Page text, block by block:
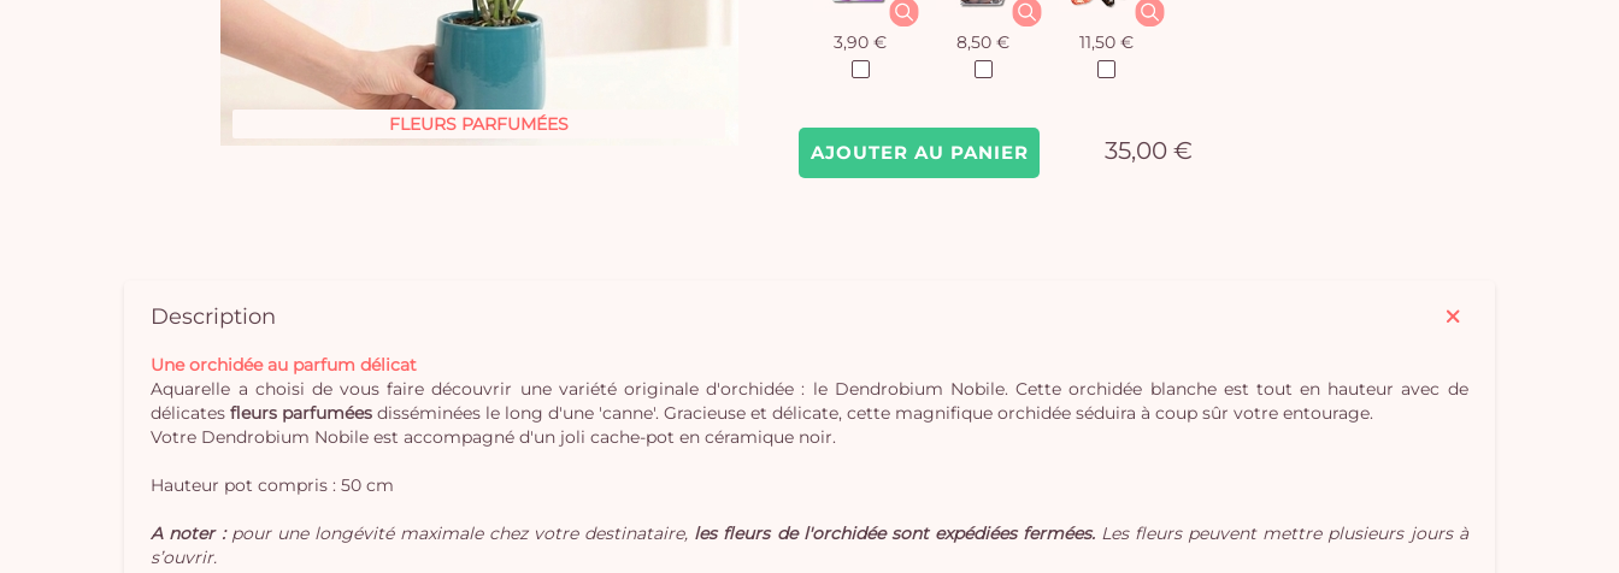
FLEURS PARFUMÉES
AJOUTER AU PANIER 35,00 €
3,90 € 8,50 € 11,50 €
Description
Une orchidée au parfum délicat
Aquarelle a choisi de vous faire découvrir une variété originale d'orchidée : le Dendrobium Nobile. Cette orchidée blanche est tout en hauteur avec de
délicatesfleurs parfumées disséminées le long d'une 'canne'. Gracieuse et délicate, cette magnifique orchidée séduira à coup sûr votre entourage.
Votre Dendrobium Nobile est accompagné d'un joli cache-pot en céramique noir.
Hauteur pot compris : 50 cm
A noter : pour une longévité maximale chez votre destinataire, les fleurs de l'orchidée sont expédiées fermées.Les fleurs peuvent mettre plusieurs jours à
s’ouvrir.